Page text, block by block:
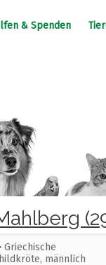
& Spenden
Griechische
männlich